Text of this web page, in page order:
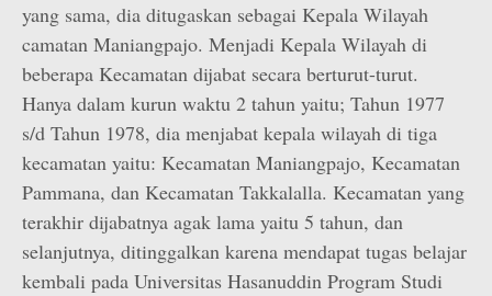
yang sama, dia ditugaskan sebagai Kepala Wilayah
camatan Maniangpajo. Menjadi Kepala Wilayah di
beberapa Kecamatan dijabat secara berturut-turut.
Hanya dalam kurun waktu 2 tahun yaitu; Tahun 1977
s/d Tahun 1978, dia menjabat kepala wilayah di tiga
kecamatan yaitu: Kecamatan Maniangpajo, Kecamatan
Pammana, dan Kecamatan Takkalalla. Kecamatan yang
terakhir dijabatnya agak lama yaitu 5 tahun, dan
selanjutnya, ditinggalkan karena mendapat tugas belajar
kembali pada Universitas Hasanuddin Program Studi